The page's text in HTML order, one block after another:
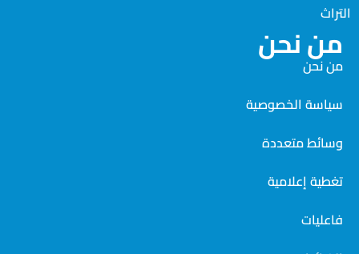
التراث
من نحن
من نحن
سياسة الخصوصية
وسائط متعددة
تغطية إعلامية
فاعليات